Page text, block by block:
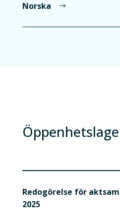
Norska
Redogörelse för
2025